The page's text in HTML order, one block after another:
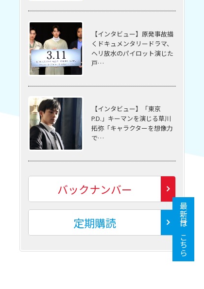
【インタビュー】原発事故描
くドキュメンタリードラマ、
ヘリ放水のパイロット演じた
戸…
【インタビュー】「東京
P.D.」キーマンを演じる草川
拓弥「キャラクターを想像力
で…
バックナンバー
定期購読 最新号はこちら